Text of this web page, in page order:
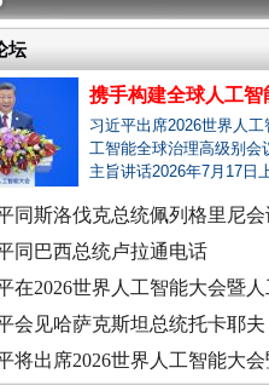
坛
携手构建全球人工智
习近平出席2026世界人工
工智能全球治理高级别会
主旨讲话2026年7月17日
同斯洛伐克总统佩列格里尼会
同巴西总统卢拉通电话
在2026世界人工智能大会暨
..
会见哈萨克斯坦总统托卡耶夫
将出席2026世界人工智能大
全民健身五年计划来了！等你